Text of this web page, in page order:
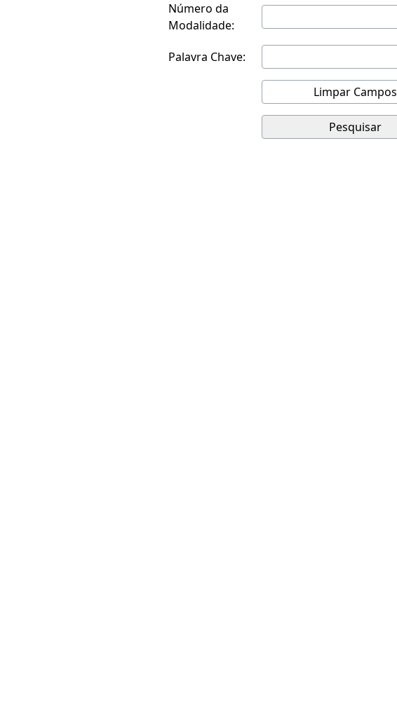
Número da
Modalidade:
Palavra Chave:
Limpar Campos
Pesquisar